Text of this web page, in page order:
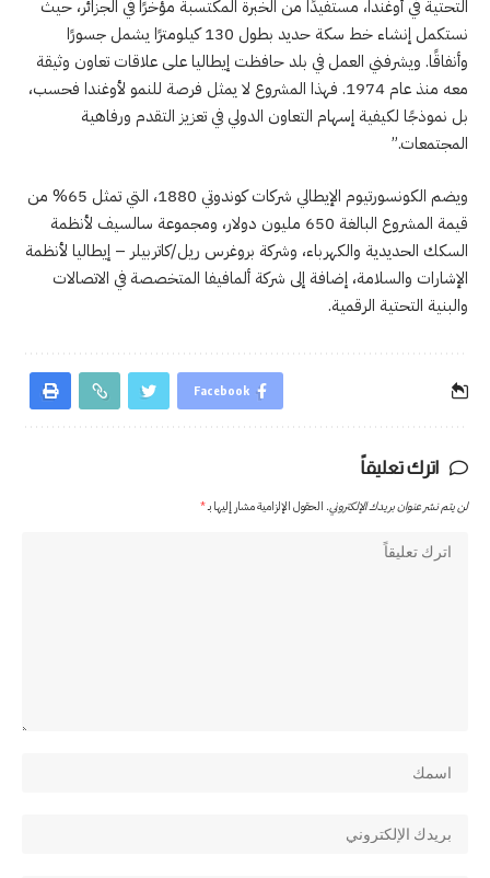
التحتية في أوغندا، مستفيدًا من الخبرة المكتسبة مؤخرًا في الجزائر، حيث
نستكمل إنشاء خط سكة حديد بطول 130 كيلومترًا يشمل جسورًا
وأنفاقًا. ويشرفني العمل في بلد حافظت إيطاليا على علاقات تعاون وثيقة
معه منذ عام 1974. فهذا المشروع لا يمثل فرصة للنمو لأوغندا فحسب،
بل نموذجًا لكيفية إسهام التعاون الدولي في تعزيز التقدم ورفاهية
المجتمعات.”
ويضم الكونسورتيوم الإيطالي شركات كوندوتي 1880، التي تمثل 65% من
قيمة المشروع البالغة 650 مليون دولار، ومجموعة سالسيف لأنظمة
السكك الحديدية والكهرباء، وشركة بروغرس ريل/كاتربيلر – إيطاليا لأنظمة
الإشارات والسلامة، إضافة إلى شركة ألمافيفا المتخصصة في الاتصالات
والبنية التحتية الرقمية.
Facebook
اترك تعليقاً
لن يتم نشر عنوان بريدك الإلكتروني. الحقول الإلزامية مشار إليها بـ*